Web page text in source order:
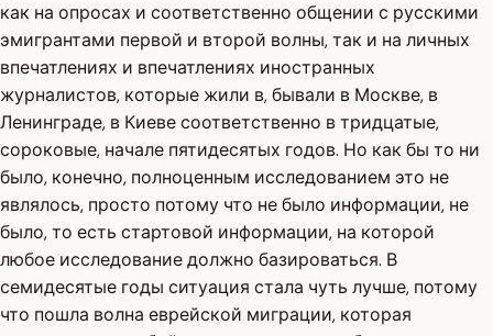
как на опросах и соответственно общении с русскими
эмигрантами первой и второй волны, так и на личных
впечатлениях и впечатлениях иностранных
журналистов, которые жили в, бывали в Москве, в
Ленинграде, в Киеве соответственно в тридцатые,
сороковые, начале пятидесятых годов. Но как бы то ни
было, конечно, полноценным исследованием это не
являлось, просто потому что не было информации, не
было, то есть стартовой информации, на которой
любое исследование должно базироваться. В
семидесятые годы ситуация стала чуть лучше, потому
что пошла волна еврейской миграции, которая